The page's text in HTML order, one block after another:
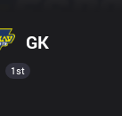
GK
1st